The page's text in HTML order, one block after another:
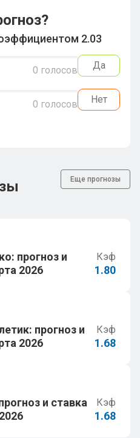
2.03
0 голосов Да
0 голосов Нет
Еще прогнозы
прогноз и
2026
Кэф
1.80
прогноз и
2026
Кэф
1.68
и ставка
Кэф
1.68